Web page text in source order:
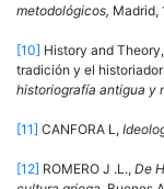
metodológicos, Madrid,
[10] History and
tradición y el
historiografía antigua y
[11] CANFORA L,
[12] ROMERO J .L., De